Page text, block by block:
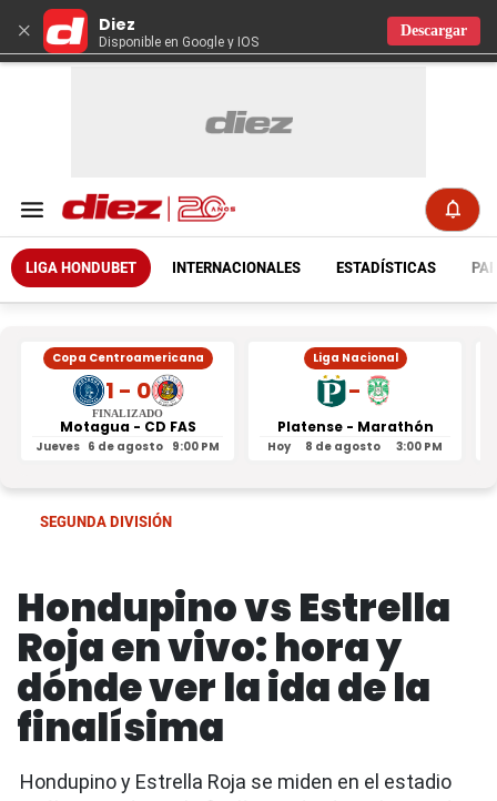
× Diez
Disponible en Google y IOS
Descargar
LIGA HONDUBET INTERNACIONALES ESTADÍSTICAS
Copa Centroamericana
1 - 0
FINALIZADO
Motagua - CD FAS
Jueves 6 de agosto 9:00 PM
Liga Nacional
-
Platense - Marathón
Hoy 8 de agosto 3:00 PM
SEGUNDA DIVISIÓN
Hondupino vs Estrella
Roja en vivo: hora y
dónde ver la ida de la
finalísima
Hondupino y Estrella Roja se miden en el estadio